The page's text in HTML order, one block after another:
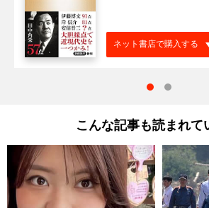
ネット書店で購入する
こんな記事も読まれて